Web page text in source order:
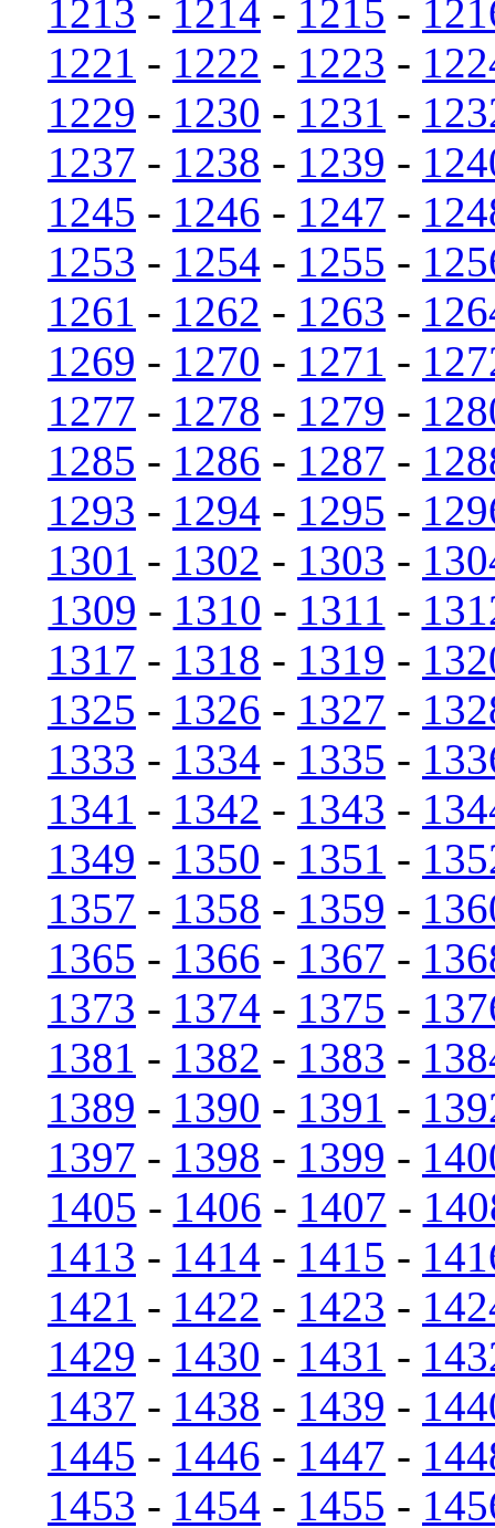
1213 - 1214 - 1215 -
1221 - 1222 - 1223 -
1229 - 1230 - 1231 -
1237 - 1238 - 1239 -
1245 - 1246 - 1247 -
1253 - 1254 - 1255 -
1261 - 1262 - 1263 -
1269 - 1270 - 1271 -
1277 - 1278 - 1279 -
1285 - 1286 - 1287 -
1293 - 1294 - 1295 -
1301 - 1302 - 1303 -
1309 - 1310 - 1311 -
1317 - 1318 - 1319 -
1325 - 1326 - 1327 -
1333 - 1334 - 1335 -
1341 - 1342 - 1343 -
1349 - 1350 - 1351 -
1357 - 1358 - 1359 -
1365 - 1366 - 1367 -
1373 - 1374 - 1375 -
1381 - 1382 - 1383 -
1389 - 1390 - 1391 -
1397 - 1398 - 1399 -
1405 - 1406 - 1407 -
1413 - 1414 - 1415 -
1421 - 1422 - 1423 -
1429 - 1430 - 1431 -
1437 - 1438 - 1439 -
1445 - 1446 - 1447 -
1453 - 1454 - 1455 -